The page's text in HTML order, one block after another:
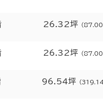
26.32坪 （
26.32坪 （
96.54坪 （